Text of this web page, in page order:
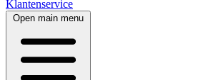
Klantenservice
Open main menu